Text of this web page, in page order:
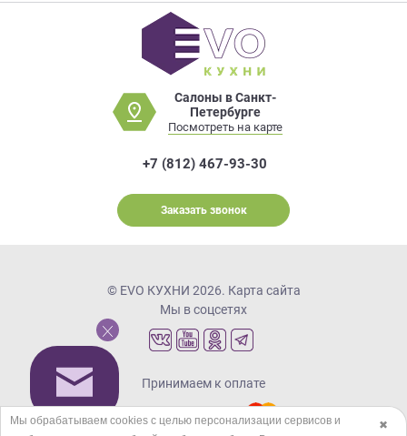
Салоны в Санкт-
Петербурге
Посмотреть на карте
+7 (812) 467-93-30
Заказать звонок
© EVO КУХНИ 2026. Карта сайта
Мы в соцсетях
Принимаем к оплате
✖
Мы обрабатываем cookies с целью персонализации сервисов и